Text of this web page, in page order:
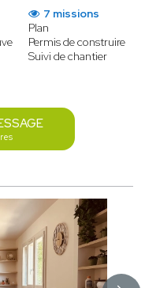
7 missions
Plan
Permis de construire
Suivi de chantier